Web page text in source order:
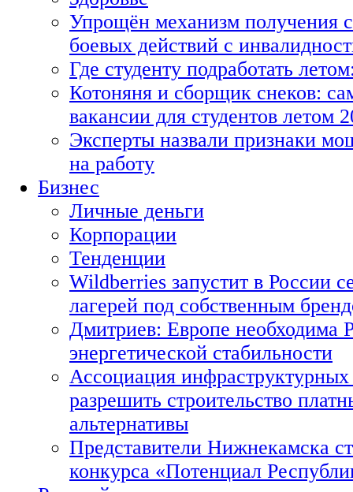
Упрощён механизм получения
боевых действий с
Где студенту подработать
Котоняня и сборщик снеков:
вакансии для студентов летом
Эксперты назвали признаки
на работу
Бизнес
Личные деньги
Корпорации
Тенденции
Wildberries запустит в России
лагерей под собственным
Дмитриев: Европе необходима
энергетической стабильности
Ассоциация
разрешить строительство
альтернативы
Представители Нижнекамска
конкурса «Потенциал